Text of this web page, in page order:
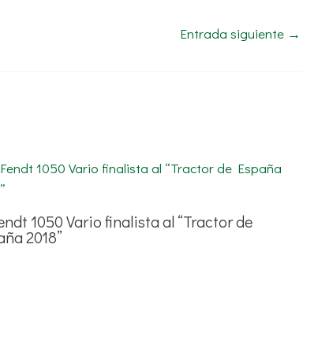
Entrada siguiente →
1050 Vario finalista al “Tractor de
2018”